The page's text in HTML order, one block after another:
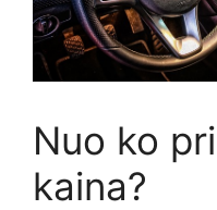
Nuo ko
kaina?